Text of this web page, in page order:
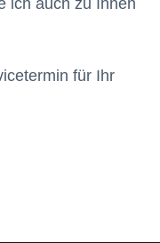
ich auch zu Ihnen
für Ihr